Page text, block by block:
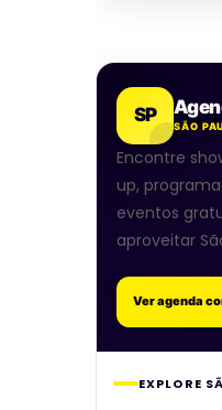
SP
SÃO
Encontre
up,
eventos
aproveitar
Ver agenda
EXPLORE